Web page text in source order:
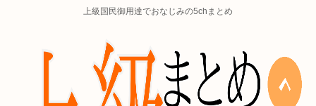
上級国民御用達でおなじみの5chまとめ